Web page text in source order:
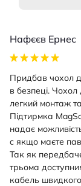
Нафєєв Ернес
Придбав чохол
в безпеці.
легкий монтаж
Підтирмка
надає
c якщо маєте
Так як
трьома
кабель